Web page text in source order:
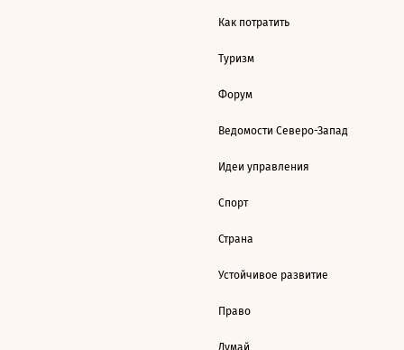
Как потратить
Туризм
Форум
Ведомости Северо-Запад
Идеи управления
Спорт
Страна
Устойчивое развитие
Право
Думай